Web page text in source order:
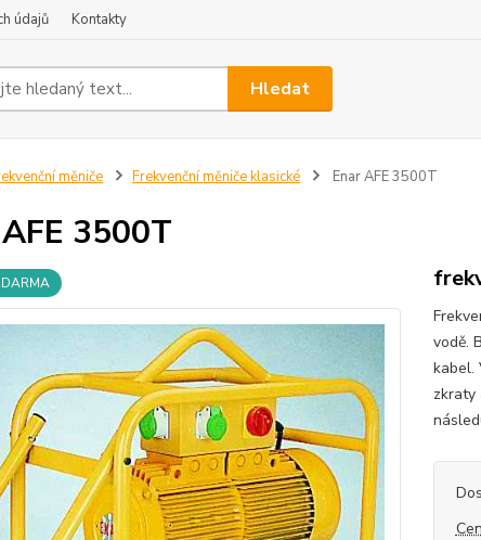
údajů Kontakty
Hledat
měniče Frekvenční měniče klasické Enar AFE 3500T
3500T
vodě.
kabel.
zkraty